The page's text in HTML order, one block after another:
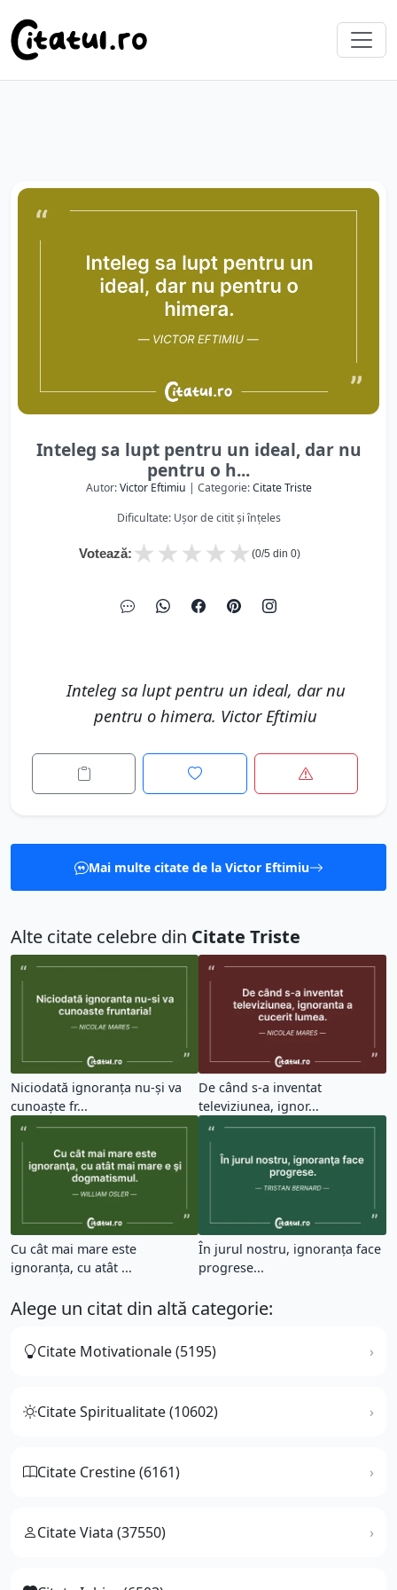
Inteleg sa lupt pentru un ideal, dar nu
pentru o h...
Autor:Victor Eftimiu | Categorie:Citate Triste
Dificultate: Ușor de citit și înțeles
Votează: ★
★
★
★
★ (0/5 din 0)
Inteleg sa lupt pentru un ideal, dar nu
pentru o himera. Victor Eftimiu
Mai multe citate de la Victor Eftimiu
Alte citate celebre din Citate Triste
Niciodată ignoranța nu-și va
cunoaște fr...
De când s-a inventat
televiziunea, ignor...
Cu cât mai mare este
ignoranţa, cu atât ...
În jurul nostru, ignoranţa face
progrese...
Alege un citat din altă categorie:
Citate Motivationale (5195)
Citate Spiritualitate (10602)
Citate Crestine (6161)
Citate Viata (37550)